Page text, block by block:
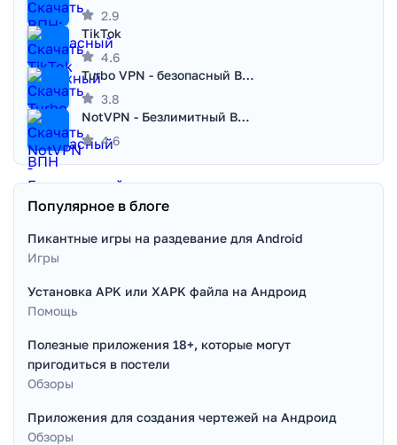
2.9
TikTok
4.6
Turbo VPN - безопасный ВПН
3.8
NotVPN - Безлимитный ВПН | VPN
4.6
Популярное в блоге
Пикантные игры на раздевание для Android
Игры
Установка APK или XAPK файла на Андроид
Помощь
Полезные приложения 18+, которые могут
пригодиться в постели
Обзоры
Приложения для создания чертежей на Андроид
Обзоры